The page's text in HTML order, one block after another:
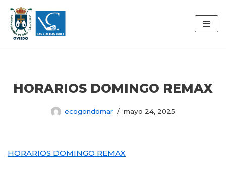
Saltar
al
HORARIOS DOMINGO REMAX
ecogondomar mayo 24, 2025
HORARIOS DOMINGO REMAX